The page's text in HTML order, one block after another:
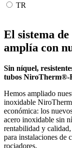
TR
El sistema
amplía con
Sin níquel,
tubos NiroTherm®-
Hemos ampliado
inoxidable
económica: los
acero inoxidable sin
rentabilidad y
para instalaciones de
rociadores.